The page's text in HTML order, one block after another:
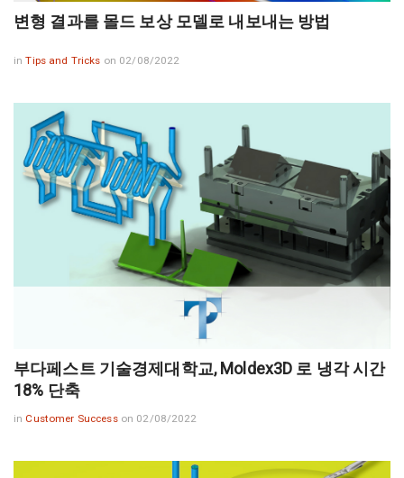
변형 결과를 몰드 보상 모델로 내보내는 방법
inTips and Tricks on 02/08/2022
부다페스트 기술경제대학교, Moldex3D 로 냉각 시간
18% 단축
in Customer Success on 02/08/2022